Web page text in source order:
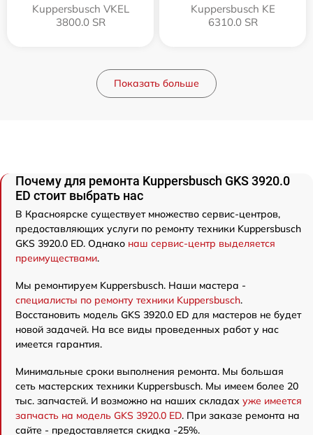
Kuppersbusch VKEL
3800.0 SR
Kuppersbusch KE
6310.0 SR
Показать больше
Почему для ремонта Kuppersbusch GKS 3920.0
ED стоит выбрать нас
В Красноярске существует множество сервис-центров,
предоставляющих услуги по ремонту техники Kuppersbusch
GKS 3920.0 ED. Однако наш сервис-центр выделяется
преимуществами.
Мы ремонтируем Kuppersbusch. Наши мастера -
специалисты по ремонту техники Kuppersbusch.
Восстановить модель GKS 3920.0 ED для мастеров не будет
новой задачей. На все виды проведенных работ у нас
имеется гарантия.
Минимальные сроки выполнения ремонта. Мы большая
сеть мастерских техники Kuppersbusch. Мы имеем более 20
тыс. запчастей. И возможно на наших складах уже имеется
запчасть на модель GKS 3920.0 ED. При заказе ремонта на
сайте - предоставляется скидка -25%.